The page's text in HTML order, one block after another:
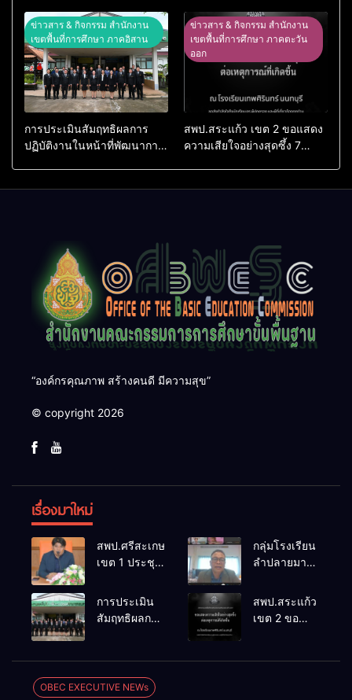
74 ปีการศึกษา 2569
ข่าวสาร & กิจกรรม สำนักงาน
เขตพื้นที่การศึกษา ภาคอิสาน
การประเมินสัมฤทธิผลการ
ปฏิบัติงานในหน้าที่พัฒนาการ
ข่าวสาร & กิจกรรม สำนักงาน
เขตพื้นที่การศึกษา ภาคตะวัน
ออก
สพป.สระแก้ว เขต 2 ขอแสดง
ความเสียใจอย่างสุดซึ้ง 7
“องค์กรคุณภาพ สร้างคนดี มีความสุข”
© copyright 2026
เรื่องมาใหม่
สพป.ศรีสะเกษ
เขต 1 ประชุม
จัดการ
แข่งขันงาน
ศิลปหัตถกรรม
74 ปีการ
ศึกษา 2569
กลุ่มโรงเรียน
ลำปลายมาศ
เคลื่อน RT,
NT, O-NET
การประเมิน
สัมฤทธิผลการ
ศึกษา
สพป.สระแก้ว
เขต 2 ขอ
OBEC EXECUTIVE NEWs